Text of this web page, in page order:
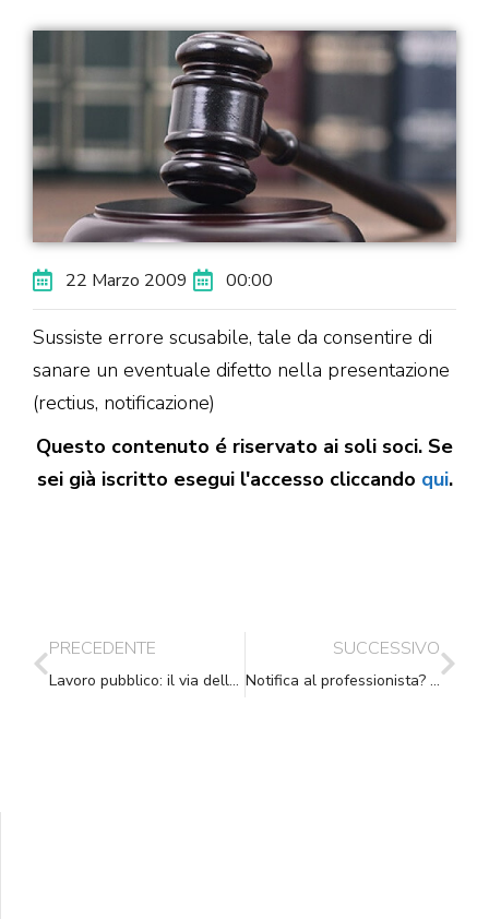
22 Marzo 2009 00:00
Sussiste errore scusabile, tale da consentire di
sanare un eventuale difetto nella presentazione
(rectius, notificazione)
Questo contenuto é riservato ai soli soci. Se
sei già iscritto esegui l'accesso cliccando qui.
PRECEDENTE
Lavoro pubblico: il via della riforma con la consultazione telematica
SUCCESSIVO
Notifica al professionista? Invalida se fatta al suo studio